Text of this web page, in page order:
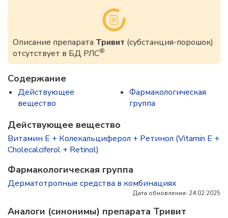
Описание препарата Тривит (субстанция-порошок)
отсутствует в БД РЛС®
Содержание
Действующее
вещество
Фармакологическая
группа
Действующее вещество
Витамин Е + Колекальциферол + Ретинол (Vitamin E +
Cholecalciferol + Retinol)
Фармакологическая группа
Дерматотропные средства в комбинациях
Дата обновления: 24.02.2025
Аналоги (синонимы) препарата Тривит